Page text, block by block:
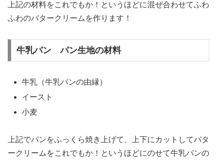
上記の材料をこれでもか！というほどに混ぜ合わせてふわ
ふわのバタークリームを作ります！
牛乳パン パン生地の材料
牛乳（牛乳パンの由縁）
イースト
小麦
上記でパンをふっくら焼き上げて、上下にカットしてバタ
ークリームをこれでもか！というほどにのせて牛乳パンの